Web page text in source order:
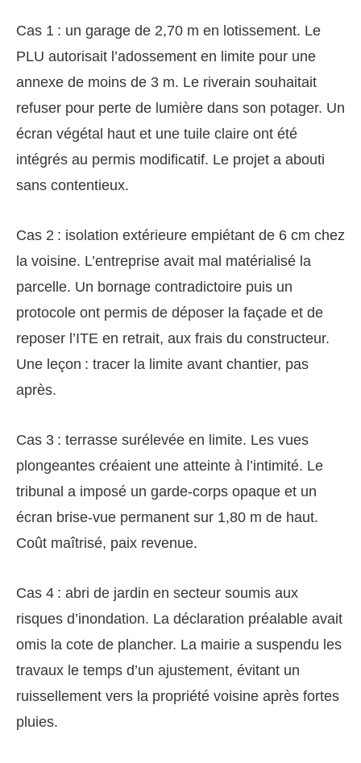
Cas 1 : un garage de 2,70 m en lotissement. Le
PLU autorisait l’adossement en limite pour une
annexe de moins de 3 m. Le riverain souhaitait
refuser pour perte de lumière dans son potager. Un
écran végétal haut et une tuile claire ont été
intégrés au permis modificatif. Le projet a abouti
sans contentieux.
Cas 2 : isolation extérieure empiétant de 6 cm chez
la voisine. L’entreprise avait mal matérialisé la
parcelle. Un bornage contradictoire puis un
protocole ont permis de déposer la façade et de
reposer l’ITE en retrait, aux frais du constructeur.
Une leçon : tracer la limite avant chantier, pas
après.
Cas 3 : terrasse surélevée en limite. Les vues
plongeantes créaient une atteinte à l’intimité. Le
tribunal a imposé un garde-corps opaque et un
écran brise-vue permanent sur 1,80 m de haut.
Coût maîtrisé, paix revenue.
Cas 4 : abri de jardin en secteur soumis aux
risques d’inondation. La déclaration préalable avait
omis la cote de plancher. La mairie a suspendu les
travaux le temps d’un ajustement, évitant un
ruissellement vers la propriété voisine après fortes
pluies.